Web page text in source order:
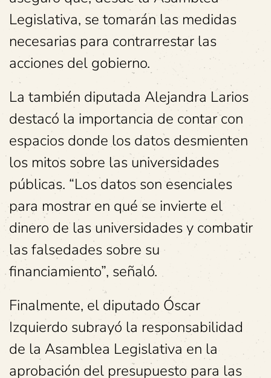
Legislativa, se tomarán las medidas
necesarias para contrarrestar las
acciones del gobierno.
La también diputada Alejandra Larios
destacó la importancia de contar con
espacios donde los datos desmienten
los mitos sobre las universidades
públicas. “Los datos son esenciales
para mostrar en qué se invierte el
dinero de las universidades y combatir
las falsedades sobre su
financiamiento”, señaló.
Finalmente, el diputado Óscar
Izquierdo subrayó la responsabilidad
de la Asamblea Legislativa en la
aprobación del presupuesto para las